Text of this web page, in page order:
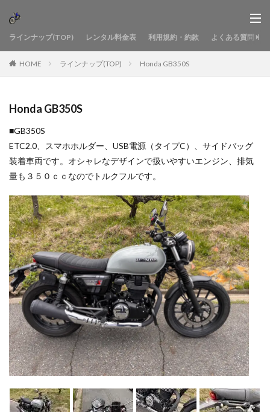
ラインナップ(TOP) レンタル料金表 利用規約・約款 よくある質問
HOME ラインナップ(TOP) Honda GB350S
Honda GB350S
■GB350S
ETC2.0、スマホホルダー、USB電源（タイプC）、サイドバッグ
装着車両です。オシャレなデザインで扱いやすいエンジン、排気
量も３５０ｃｃなのでトルクフルです。